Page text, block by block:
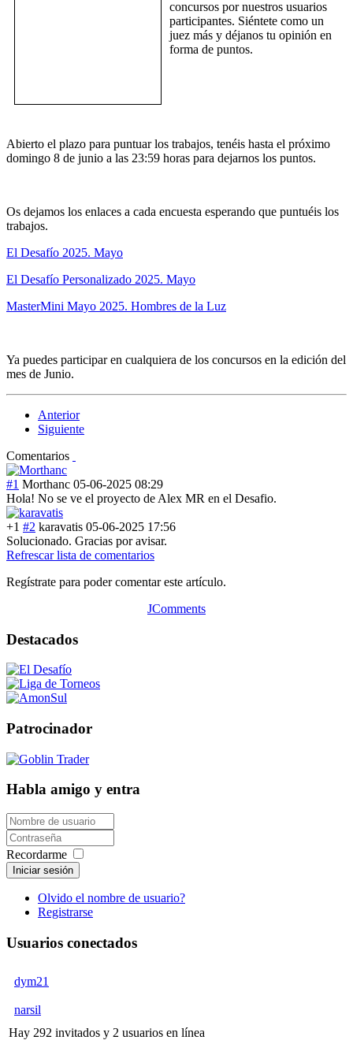
concursos por nuestros usuarios
participantes. Siéntete como un
juez más y déjanos tu opinión en
forma de puntos.
Abierto el plazo para puntuar los trabajos, tenéis hasta el próximo
domingo 8 de junio a las 23:59 horas para dejarnos los puntos.
Os dejamos los enlaces a cada encuesta esperando que puntuéis los
trabajos.
El Desafío 2025. Mayo
El Desafío Personalizado 2025. Mayo
MasterMini Mayo 2025. Hombres de la Luz
Ya puedes participar en cualquiera de los concursos en la edición del
mes de Junio.
Anterior
Siguiente
Comentarios
#1 Morthanc 05-06-2025 08:29
Hola! No se ve el proyecto de Alex MR en el Desafio.
+1 #2 karavatis 05-06-2025 17:56
Solucionado. Gracias por avisar.
Refrescar lista de comentarios
Regístrate para poder comentar este artículo.
JComments
Destacados
Patrocinador
Habla amigo y entra
Recordarme
Iniciar sesión
Olvido el nombre de usuario?
Registrarse
Usuarios conectados
dym21
narsil
Hay 292 invitados y 2 usuarios en línea